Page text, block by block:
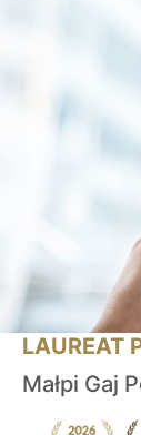
LAUREAT
Małpi Gaj